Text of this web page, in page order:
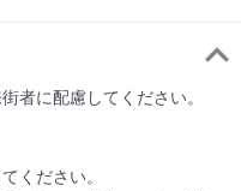
者に配慮してください。
ください。